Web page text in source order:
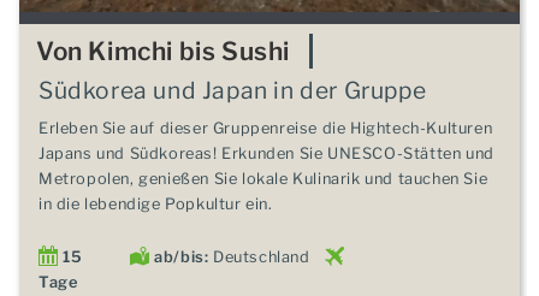
Von Kimchi bis Sushi
Südkorea und Japan in der Gruppe
Erleben Sie auf dieser Gruppenreise die Hightech-Kulturen
Japans und Südkoreas! Erkunden Sie UNESCO-Stätten und
Metropolen, genießen Sie lokale Kulinarik und tauchen Sie
in die lebendige Popkultur ein.
15
Tage
ab/bis: Deutschland